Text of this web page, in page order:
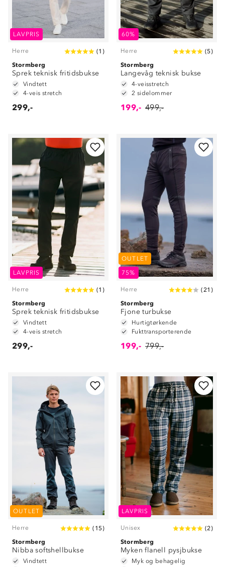
LAVPRIS
Herre (1 )
Stormberg
Sprek teknisk fritidsbukse
Vindtett
4-veis stretch
299,-
60%
Herre (5)
Stormberg
Langevåg teknisk bukse
4-veisstretch
2 sidelommer
199,- 499,-
LAVPRIS
Herre (1 )
Stormberg
Sprek teknisk fritidsbukse
Vindtett
4-veis stretch
299,-
OUTLET
75%
Herre (21 )
Stormberg
Fjone turbukse
Hurtigtørkende
Fukttransporterende
199,- 799,-
OUTLET
Herre ( 15)
Stormberg
Nibba softshellbukse
Vindtett
LAVPRIS
Unisex (2)
Stormberg
Myken flanell pysjbukse
Myk og behagelig
Om Stormberg
Verdigrunnlag